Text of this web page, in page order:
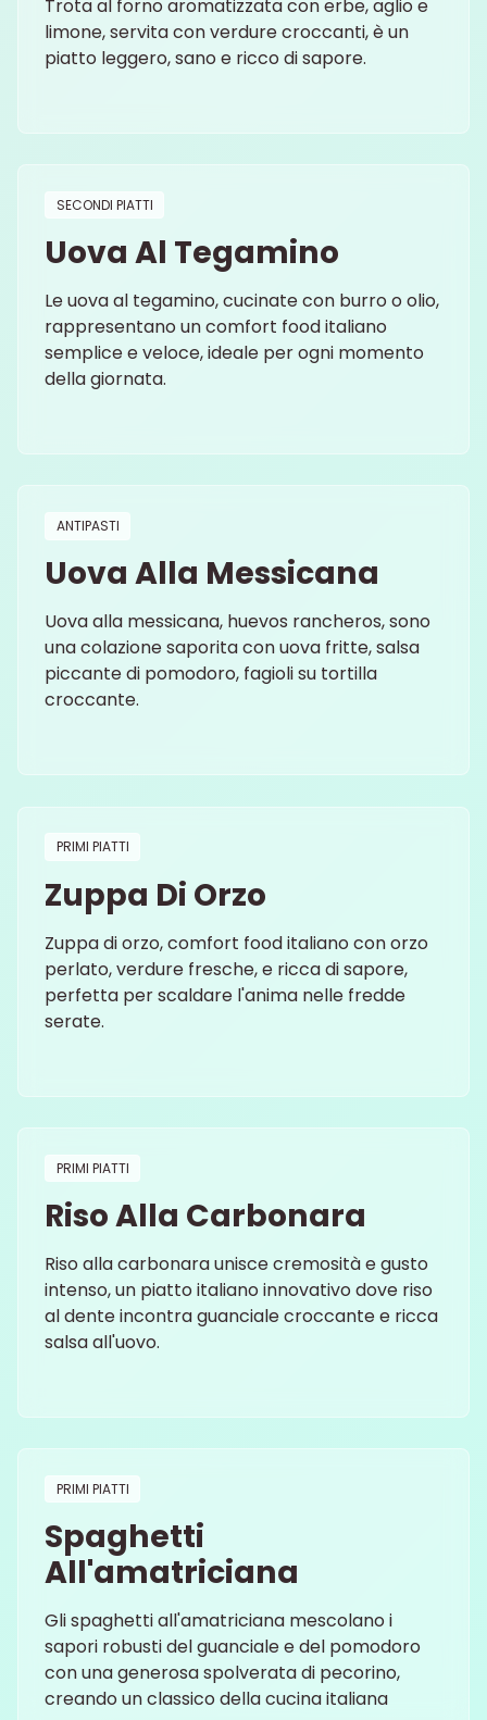
Trota al forno aromatizzata con erbe, aglio e
limone, servita con verdure croccanti, è un
piatto leggero, sano e ricco di sapore.
SECONDI PIATTI
Uova Al Tegamino
Le uova al tegamino, cucinate con burro o olio,
rappresentano un comfort food italiano
semplice e veloce, ideale per ogni momento
della giornata.
ANTIPASTI
Uova Alla Messicana
Uova alla messicana, huevos rancheros, sono
una colazione saporita con uova fritte, salsa
piccante di pomodoro, fagioli su tortilla
croccante.
PRIMI PIATTI
Zuppa Di Orzo
Zuppa di orzo, comfort food italiano con orzo
perlato, verdure fresche, e ricca di sapore,
perfetta per scaldare l'anima nelle fredde
serate.
PRIMI PIATTI
Riso Alla Carbonara
Riso alla carbonara unisce cremosità e gusto
intenso, un piatto italiano innovativo dove riso
al dente incontra guanciale croccante e ricca
salsa all'uovo.
PRIMI PIATTI
Spaghetti
All'amatriciana
Gli spaghetti all'amatriciana mescolano i
sapori robusti del guanciale e del pomodoro
con una generosa spolverata di pecorino,
creando un classico della cucina italiana